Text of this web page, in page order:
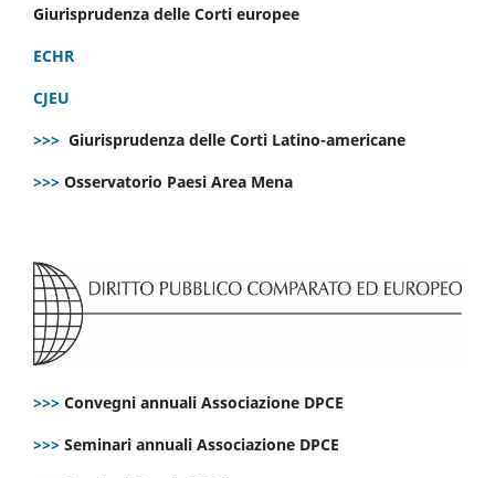
Giurisprudenza delle Corti europee
ECHR
CJEU
>>> Giurisprudenza delle Corti Latino-americane
>>> Osservatorio Paesi Area Mena
>>> Convegni annuali Associazione DPCE
>>> Seminari annuali Associazione DPCE